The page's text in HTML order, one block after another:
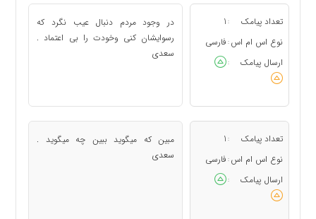
تعداد پیامک :
1
نوع اس ام اس : فارسی
ارسال پیامک
:
در وجود مردم دنبال عیب نگرد که
رسوایشان کنی وخودت را بی اعتماد .
سعدی
تعداد پیامک :
1
نوع اس ام اس : فارسی
ارسال پیامک
:
مبین که میگوید ببین چه میگوید .
سعدی